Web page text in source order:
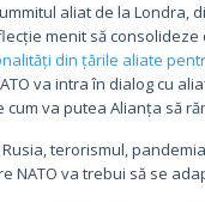
aliat de la Londra,
menit să consolideze
din țările aliate
va intra în dialog cu
va putea Alianța să
terorismul,
NATO va trebui să se